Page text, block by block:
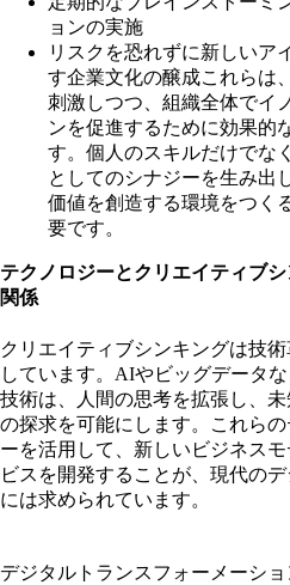
ョンの実施
リスクを恐れずに新しいア
す企業文化の醸成これらは
刺激しつつ、組織全体でイ
ンを促進するために効果的
す。個人のスキルだけでな
としてのシナジーを生み出
価値を創造する環境をつく
要です。
テクノロジーとクリエイティブ
関係
クリエイティブシンキングは技
しています。AIやビッグデータ
技術は、人間の思考を拡張し、
の探求を可能にします。これら
ーを活用して、新しいビジネス
ビスを開発することが、現代の
には求められています。
デジタルトランスフォーメーシ